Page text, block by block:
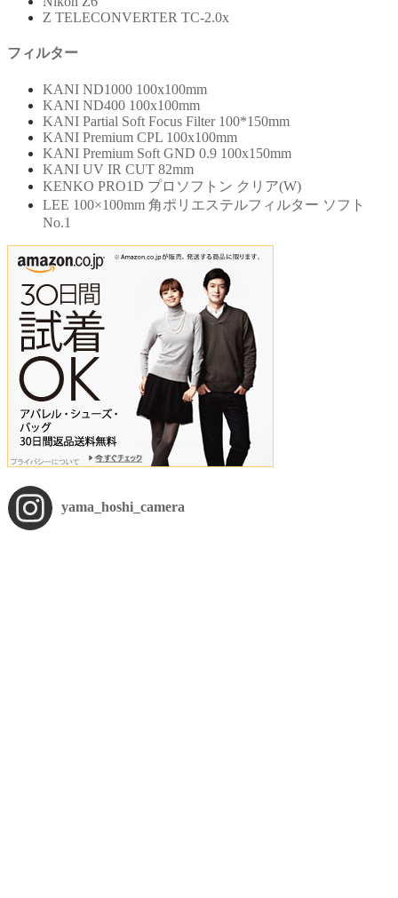
Z TELECONVERTER TC-2.0x
フィルター
KANI ND1000 100x100mm
KANI ND400 100x100mm
KANI Partial Soft Focus Filter 100*150mm
KANI Premium CPL 100x100mm
KANI Premium Soft GND 0.9 100x150mm
KANI UV IR CUT 82mm
KENKO PRO1D プロソフトン クリア(W)
LEE 100×100mm 角ポリエステルフィルター ソフト
No.1
yama_hoshi_camera